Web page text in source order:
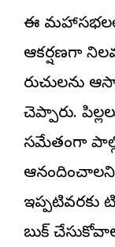
ఈ మహాసభలలో
ఆకర్షణగా
రుచులను
చెప్పారు.
సమేతంగా
ఇప్పటివరకు
బుక్